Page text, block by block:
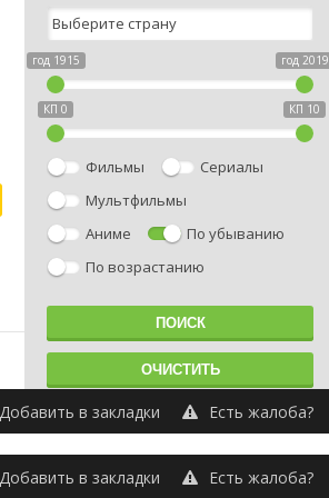
год 1915 год 2019
КП 0 КП 10
Фильмы
Сериалы
Мультфильмы
Аниме
По убыванию
По возрастанию
Добавить в закладки Есть жалоба?
Добавить в закладки Есть жалоба?